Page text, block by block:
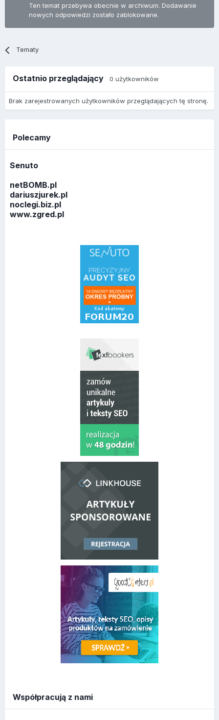
Ten temat przebywa obecnie w archiwum. Dodawanie
nowych odpowiedzi zostało zablokowane.
Tematy
Ostatnio przeglądający 0 użytkowników
Brak zarejestrowanych użytkowników przeglądających tę stronę.
Polecamy
Senuto
netBOMB.pl
dariuszjurek.pl
noclegi.biz.pl
www.zgred.pl
Współpracują z nami